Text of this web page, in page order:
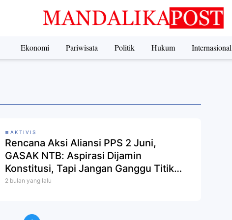
Ekonomi Pariwisata Politik Hukum Internasional
AKTIVIS
Rencana Aksi Aliansi PPS 2 Juni,
GASAK NTB: Aspirasi Dijamin
Konstitusi, Tapi Jangan Ganggu Titik
Vital Ekonomi
2 bulan yang lalu